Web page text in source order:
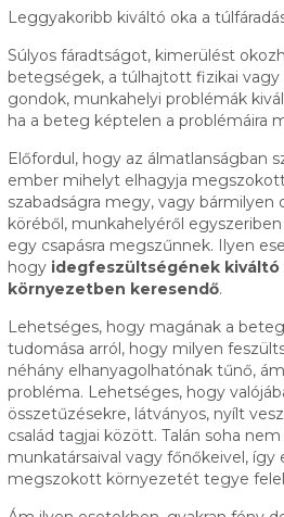
Leggyakoribb kiváltó oka a
Súlyos fáradtságot, kimerülést
betegségek, a túlhajtott fizikai vagy
gondok, munkahelyi problémák
ha a beteg képtelen a problémáira
Előfordul, hogy az álmatlanságban
ember mihelyt elhagyja
szabadságra megy, vagy bármilyen
köréből, munkahelyéről
egy csapásra megszűnnek. Ilyen
hogy idegfeszültségének
környezetben keresendő.
Lehetséges, hogy magának a
tudomása arról, hogy milyen
néhány elhanyagolhatónak tűnő,
probléma. Lehetséges, hogy
összetűzésekre, látványos, nyílt
család tagjai között. Talán soha
munkatársaival vagy főnőkeivel,
megszokott környezetét tegye